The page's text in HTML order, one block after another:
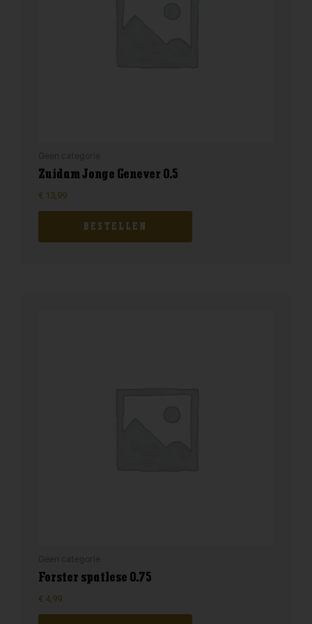
Zuidam Jonge Genever 0.5
€ 13,99
BESTELLEN
Forster spatlese 0.75
€ 4,99